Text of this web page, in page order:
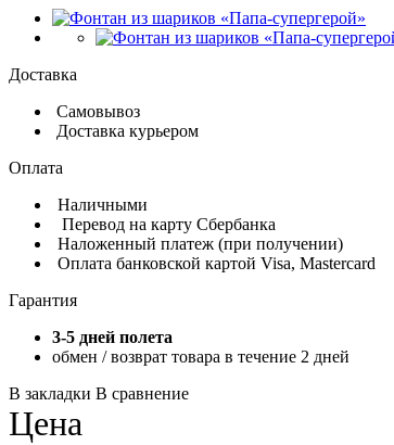
Доставка
Самовывоз
Доставка курьером
Оплата
Наличными
Перевод на карту Сбербанка
Наложенный платеж (при получении)
Оплата банковской картой Visa, Mastercard
Гарантия
3-5 дней полета
обмен / возврат товара в течение 2 дней
В закладки В сравнение
Цена